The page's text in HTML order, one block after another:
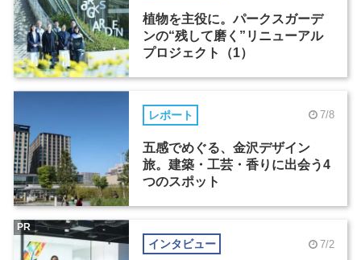
植物を主役に。パークスガーデ
ンの“残して磨く”リニューアル
プロジェクト（1）
レポート 7/8
五感でめぐる、金沢デザイン
旅。建築・工芸・香りに出会う4
つのスポット
インタビュー 7/2
PR